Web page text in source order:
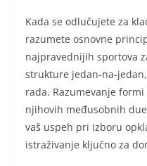
Kada se odlučujete za
razumete osnovne
najpravednijih sportova
strukture jedan-na-
rada. Razumevanje
njihovih međusobnih
vaš uspeh pri izboru
istraživanje ključno za